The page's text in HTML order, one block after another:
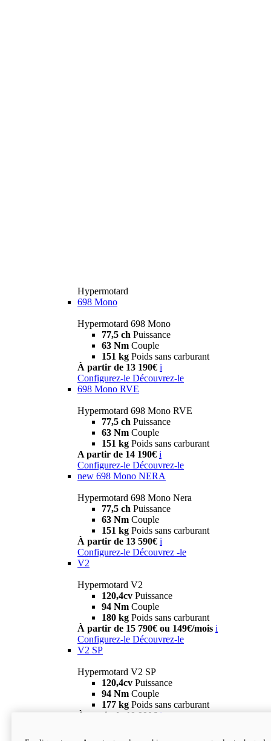
Hypermotard
698 Mono
Hypermotard 698 Mono
77,5 ch Puissance
63 Nm Couple
151 kg Poids sans carburant
À partir de 13 190€ i
Configurez-le Découvrez-le
698 Mono RVE
Hypermotard 698 Mono RVE
77,5 ch Puissance
63 Nm Couple
151 kg Poids sans carburant
A partir de 14 190€ i
Configurez-le Découvrez-le
new 698 Mono NERA
Hypermotard 698 Mono Nera
77,5 ch Puissance
63 Nm Couple
151 kg Poids sans carburant
À partir de 13 590€ i
Configurez-le Découvrez -le
V2
Hypermotard V2
120,4cv Puissance
94 Nm Couple
180 kg Poids sans carburant
À partir de 15 790€ ou 149€/mois i
Configurez-le Découvrez-le
V2 SP
Hypermotard V2 SP
120,4cv Puissance
94 Nm Couple
177 kg Poids sans carburant
À partir de 19 990€ i
new
V2 SP 100